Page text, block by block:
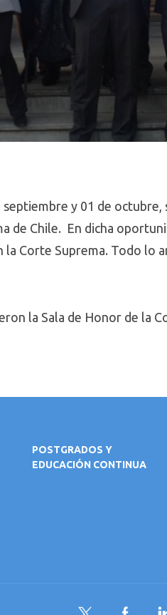
septiembre y 01 de
de Chile. En dicha
la Corte Suprema. Todo lo
la Sala de Honor de la
POSTGRADOS Y
EDUCACIÓN CONTINUA